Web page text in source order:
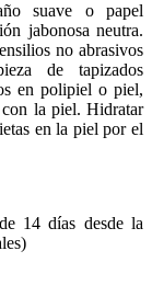
suave o papel
jabonosa neutra.
no abrasivos
de tapizados
en polipiel o piel,
la piel. Hidratar
en la piel por el
14 días desde la